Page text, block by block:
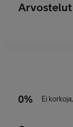
Arvostelut
Ei